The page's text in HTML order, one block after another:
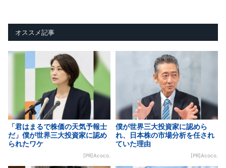
オススメ記事
「君はまるで株価の天気予報士
だ」僕が世界三大投資家に認め
られたワケ
[PR]Acoco.
僕が世界三大投資家に認めら
れ、日本株の市場分析を任され
ていた理由
[PR]Acoco.